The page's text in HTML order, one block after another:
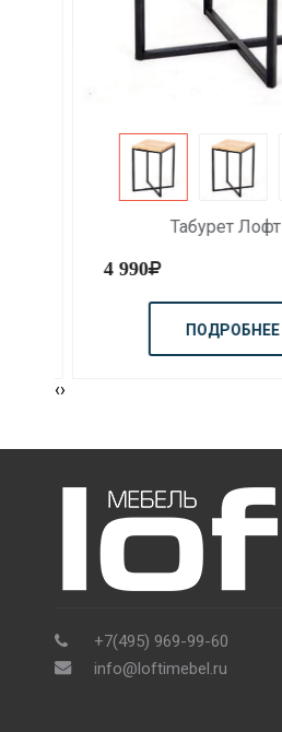
Табурет Лофт 2
4 990
ПОДРОБНЕЕ
‹›
+7(495) 969-99-60
info@loftimebel.ru